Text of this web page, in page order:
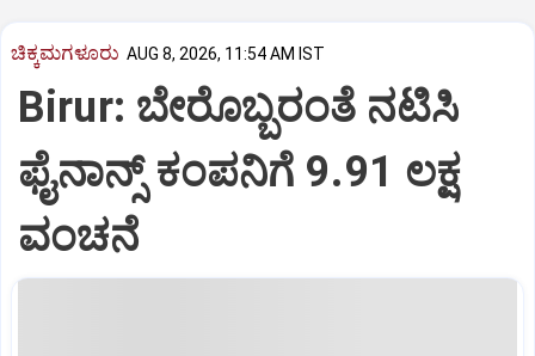
ಚಿಕ್ಕಮಗಳೂರು AUG 8, 2026, 11:54 AM IST
Birur: ಬೇರೊಬ್ಬರಂತೆ ನಟಿಸಿ
ಫೈನಾನ್ಸ್ ಕಂಪನಿಗೆ 9.91 ಲಕ್ಷ
ವಂಚನೆ